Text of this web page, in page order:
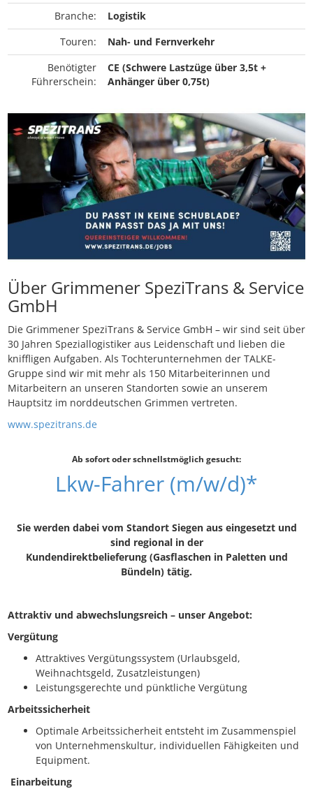
Branche:
Logistik
Touren:
Nah- und Fernverkehr
Benötigter
Führerschein:
CE (Schwere Lastzüge über 3,5t +
Anhänger über 0,75t)
Über Grimmener SpeziTrans & Service
GmbH
Die Grimmener SpeziTrans & Service GmbH – wir sind seit über
30 Jahren Speziallogistiker aus Leidenschaft und lieben die
kniffligen Aufgaben. Als Tochterunternehmen der TALKE-
Gruppe sind wir mit mehr als 150 Mitarbeiterinnen und
Mitarbeitern an unseren Standorten sowie an unserem
Hauptsitz im norddeutschen Grimmen vertreten.
www.spezitrans.de
Ab sofort oder schnellstmöglich gesucht:
Lkw-Fahrer (m/w/d)*
Sie werden dabei vom Standort Siegen aus eingesetzt und
sind regional in der
Kundendirektbelieferung (Gasflaschen in Paletten und
Bündeln) tätig.
Attraktiv und abwechslungsreich – unser Angebot:
Vergütung
Attraktives Vergütungssystem (Urlaubsgeld,
Weihnachtsgeld, Zusatzleistungen)
Leistungsgerechte und pünktliche Vergütung
Arbeitssicherheit
Optimale Arbeitssicherheit entsteht im Zusammenspiel
von Unternehmenskultur, individuellen Fähigkeiten und
Equipment.
Einarbeitung